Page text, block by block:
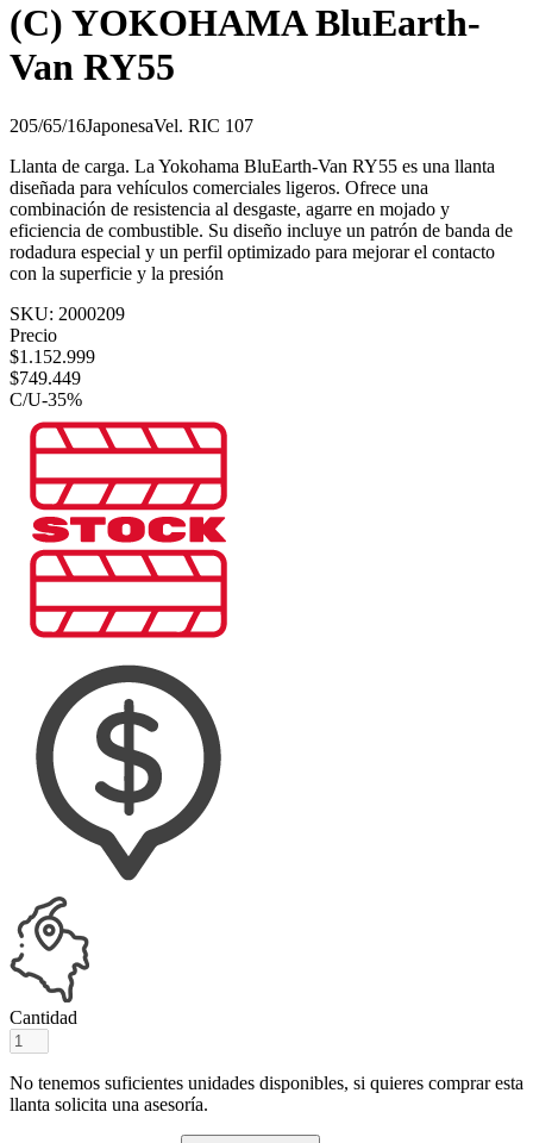
(C) YOKOHAMA BluEarth-
Van RY55
205/65/16JaponesaVel. RIC 107
Llanta de carga. La Yokohama BluEarth-Van RY55 es una llanta
diseñada para vehículos comerciales ligeros. Ofrece una
combinación de resistencia al desgaste, agarre en mojado y
eficiencia de combustible. Su diseño incluye un patrón de banda de
rodadura especial y un perfil optimizado para mejorar el contacto
con la superficie y la presión
SKU: 2000209
Precio
$1.152.999
$749.449
C/U-35%
Cantidad
No tenemos suficientes unidades disponibles, si quieres comprar esta
llanta solicita una asesoría.